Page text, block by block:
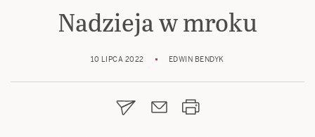
Nadzieja w mroku
10 LIPCA 2022 EDWIN BENDYK